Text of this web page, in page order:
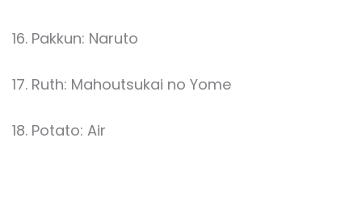
Pakkun: Naruto
Ruth: Mahoutsukai no Yome
Potato: Air